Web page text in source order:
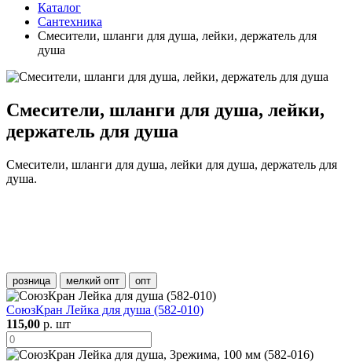
Каталог
Сантехника
Смесители, шланги для душа, лейки, держатель для
душа
Смесители, шланги для душа, лейки,
держатель для душа
Смесители, шланги для душа, лейки для душа, держатель для
душа.
розница мелкий опт опт
СоюзКран Лейка для душа (582-010)
115,00 р. шт